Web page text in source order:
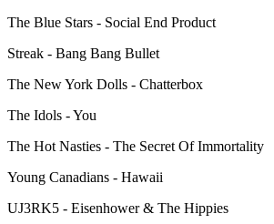
The Blue Stars - Social End Product
Streak - Bang Bang Bullet
The New York Dolls - Chatterbox
The Idols - You
The Hot Nasties - The Secret Of Immortality
Young Canadians - Hawaii
UJ3RK5 - Eisenhower & The Hippies